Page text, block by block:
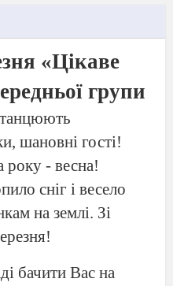
«Цікаве
групи
танцюють
шановні гості!
року - весна!
сніг і весело
на землі. Зі
бачити Вас на